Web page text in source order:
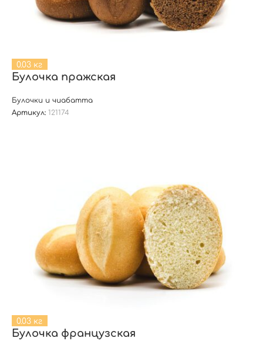
0.03 кг
Булочка пражская
Булочки и чиабатта
Артикул: 121174
0.03 кг
Булочка французская